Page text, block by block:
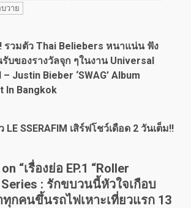
วาย
รวมตัว Thai Beliebers หนาแน่น ฟัง
รับของรางวัลจุก ๆในงาน Universal
Justin Bieber ‘SWAG’ Album
In Bangkok
SSERAFIM เสิร์ฟโชว์เดือด 2 วันเต็ม!!
“เรื่องย่อ EP.1 “Roller
: รักขบวนนี้หัวใจเกือบ
กคนขึ้นรถไฟเหาะเที่ยวแรก 13